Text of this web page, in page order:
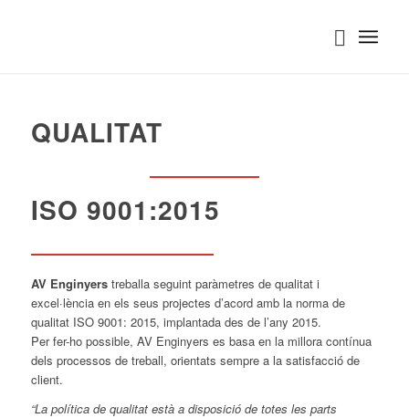
QUALITAT
ISO 9001:2015
AV Enginyerstreballa seguint paràmetres de qualitat i
excel·lència en els seus projectes d’acord amb la norma de
qualitat ISO 9001: 2015, implantada des de l’any 2015.
Per fer-ho possible, AV Enginyers es basa en la millora contínua
dels processos de treball, orientats sempre a la satisfacció de
client.
“La política de qualitat està a disposició de totes les parts